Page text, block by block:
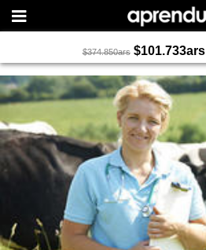
$374.850ars $101.733ars